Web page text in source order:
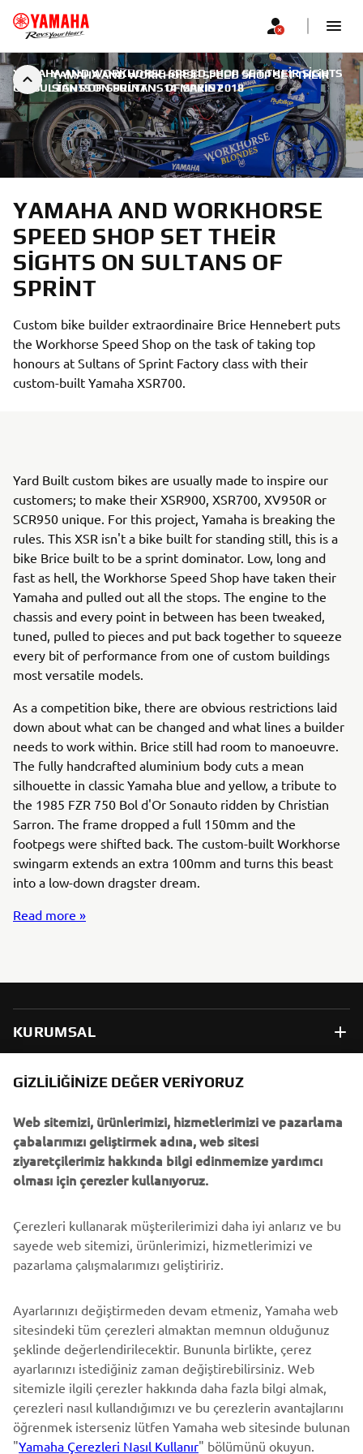
YAMAHA AND WORKHORSE SPEED SHOP SET THEIR
SIGHTS ON SULTANS OF SPRINT
YAMAHA AND WORKHORSE SPEED SHOP SET THEIR SIGHTS
ON SULTANS OF SPRINT | 14 MAYIS 2018
YAMAHA AND WORKHORSE
SPEED SHOP SET THEIR
SIGHTS ON SULTANS OF
SPRINT
Custom bike builder extraordinaire Brice Hennebert puts
the Workhorse Speed Shop on the task of taking top
honours at Sultans of Sprint Factory class with their
custom-built Yamaha XSR700.
Yard Built custom bikes are usually made to inspire our
customers; to make their XSR900, XSR700, XV950R or
SCR950 unique. For this project, Yamaha is breaking the
rules. This XSR isn't a bike built for standing still, this is a
bike Brice built to be a sprint dominator. Low, long and
fast as hell, the Workhorse Speed Shop have taken their
Yamaha and pulled out all the stops. The engine to the
chassis and every point in between has been tweaked,
tuned, pulled to pieces and put back together to squeeze
every bit of performance from one of custom buildings
most versatile models.
As a competition bike, there are obvious restrictions laid
down about what can be changed and what lines a builder
needs to work within. Brice still had room to manoeuvre.
The fully handcrafted aluminium body cuts a mean
silhouette in classic Yamaha blue and yellow, a tribute to
the 1985 FZR 750 Bol d'Or Sonauto ridden by Christian
Sarron. The frame dropped a full 150mm and the
footpegs were shifted back. The custom-built Workhorse
swingarm extends an extra 100mm and turns this beast
into a low-down dragster dream.
Read more »
KURUMSAL
B2B
DAHA FAZLA YAMAHA
DESTEK
BÜLTEN
En son fırsatları, özel etkinlikleri, yeni çıkan ürünleri ve daha
fazlasını ilk öğrenen siz olun
ABONE OL
Gizlilik Politikamızı okuyarak kişisel verilerinizi nasıl işlediğimizi
öğrenebilirsiniz:
Gizlilik Politikası
GIZLILIĞINIZE DEĞER VERIYORUZ
Web sitemizi, ürünlerimizi, hizmetlerimizi ve pazarlama
çabalarımızı geliştirmek adına, web sitesi
ziyaretçilerimiz hakkında bilgi edinmemize yardımcı
olması için çerezler kullanıyoruz.
Çerezleri kullanarak müşterilerimizi daha iyi anlarız ve bu
sayede web sitemizi, ürünlerimizi, hizmetlerimizi ve
pazarlama çalışmalarımızı geliştiririz.
Ayarlarınızı değiştirmeden devam etmeniz, Yamaha web
sitesindeki tüm çerezleri almaktan memnun olduğunuz
şeklinde değerlendirilecektir. Bununla birlikte, çerez
ayarlarınızı istediğiniz zaman değiştirebilirsiniz. Web
sitemizle ilgili çerezler hakkında daha fazla bilgi almak,
çerezleri nasıl kullandığımızı ve bu çerezlerin avantajlarını
öğrenmek isterseniz lütfen Yamaha web sitesinde bulunan
"Yamaha Çerezleri Nasıl Kullanır" bölümünü okuyun.